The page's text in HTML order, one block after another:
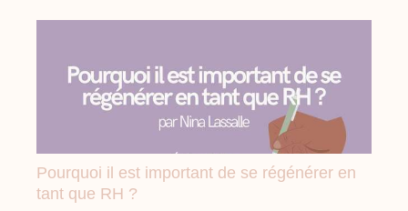
Pourquoi il est important de se régénérer en
tant que RH ?